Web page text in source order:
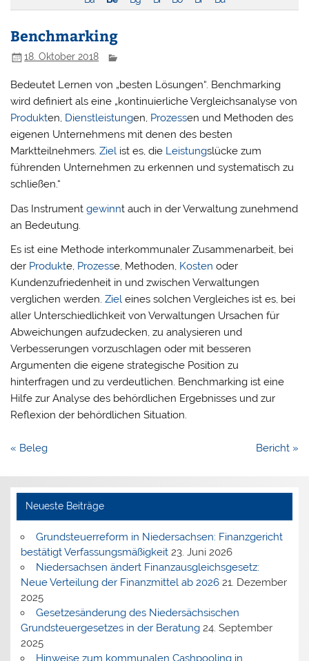
Benchmarking
18. Oktober 2018
Bedeutet Lernen von „besten Lösungen“. Benchmarking
wird definiert als eine „kontinuierliche Vergleichsanalyse von
Produkten, Dienstleistungen, Prozessen und Methoden des
eigenen Unternehmens mit denen des besten
Marktteilnehmers.Ziel ist es, die Leistungslücke zum
führenden Unternehmen zu erkennen und systematisch zu
schließen.“
Das Instrumentgewinnt auch in der Verwaltung zunehmend
an Bedeutung.
Es ist eine Methode interkommunaler Zusammenarbeit, bei
der Produkte, Prozesse, Methoden, Kosten oder
Kundenzufriedenheit in und zwischen Verwaltungen
verglichen werden.Ziel eines solchen Vergleiches ist es, bei
aller Unterschiedlichkeit von Verwaltungen Ursachen für
Abweichungen aufzudecken, zu analysieren und
Verbesserungen vorzuschlagen oder mit besseren
Argumenten die eigene strategische Position zu
hinterfragen und zu verdeutlichen. Benchmarking ist eine
Hilfe zur Analyse des behördlichen Ergebnisses und zur
Reflexion der behördlichen Situation.
Beitragsnavigation
« Beleg Bericht »
Neueste Beiträge
Grundsteuerreform in Niedersachsen: Finanzgericht
bestätigt Verfassungsmäßigkeit 23. Juni 2026
Niedersachsen ändert Finanzausgleichsgesetz:
Neue Verteilung der Finanzmittel ab 2026 21. Dezember
2025
Gesetzesänderung des Niedersächsischen
Grundsteuergesetzes in der Beratung 24. September
2025
Hinweise zum kommunalen Cashpooling in